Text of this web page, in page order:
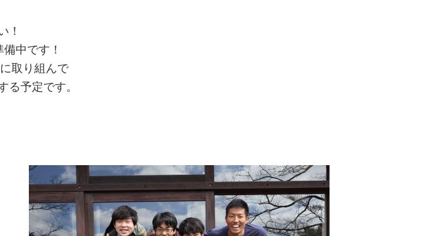
！
中です！
取り組んで
る予定です。